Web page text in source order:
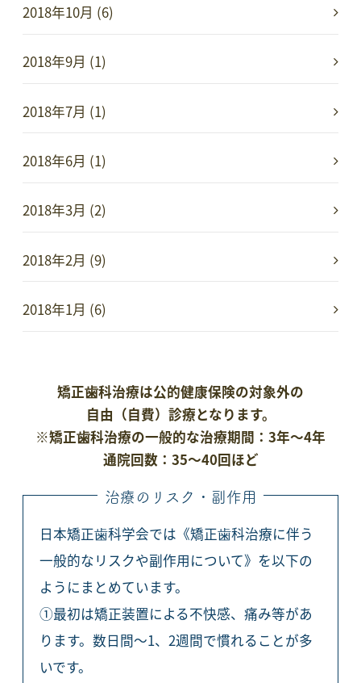
2018年10月 (6)
2018年9月 (1)
2018年7月 (1)
2018年6月 (1)
2018年3月 (2)
2018年2月 (9)
2018年1月 (6)
矯正歯科治療は公的健康保険の対象外の
自由（自費）診療となります。
※矯正歯科治療の一般的な治療期間：3年～4年
通院回数：35～40回ほど
治療のリスク・副作用
日本矯正歯科学会では《矯正歯科治療に伴う
一般的なリスクや副作用について》を以下の
ようにまとめています。
①最初は矯正装置による不快感、痛み等があ
ります。数日間～1、2週間で慣れることが多
いです。